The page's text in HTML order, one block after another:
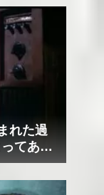
れた過
てあな